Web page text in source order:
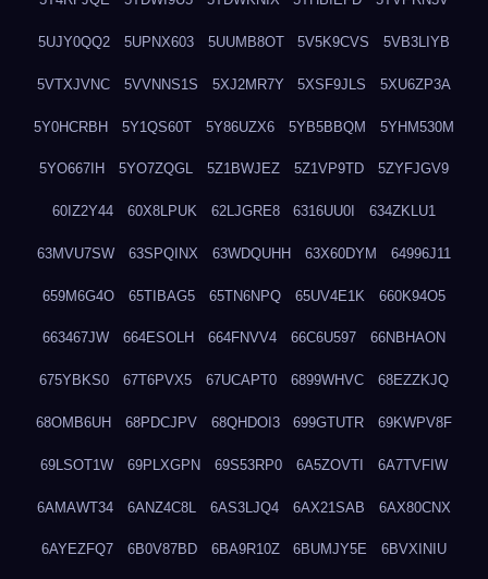
5UJY0QQ2 5UPNX603 5UUMB8OT 5V5K9CVS 5VB3LIYB
5VTXJVNC 5VVNNS1S 5XJ2MR7Y 5XSF9JLS 5XU6ZP3A
5Y0HCRBH 5Y1QS60T 5Y86UZX6 5YB5BBQM 5YHM530M
5YO667IH 5YO7ZQGL 5Z1BWJEZ 5Z1VP9TD 5ZYFJGV9
60IZ2Y44 60X8LPUK 62LJGRE8 6316UU0I 634ZKLU1
63MVU7SW 63SPQINX 63WDQUHH 63X60DYM 64996J11
659M6G4O 65TIBAG5 65TN6NPQ 65UV4E1K 660K94O5
663467JW 664ESOLH 664FNVV4 66C6U597 66NBHAON
675YBKS0 67T6PVX5 67UCAPT0 6899WHVC 68EZZKJQ
68OMB6UH 68PDCJPV 68QHDOI3 699GTUTR 69KWPV8F
69LSOT1W 69PLXGPN 69S53RP0 6A5ZOVTI 6A7TVFIW
6AMAWT34 6ANZ4C8L 6AS3LJQ4 6AX21SAB 6AX80CNX
6AYEZFQ7 6B0V87BD 6BA9R10Z 6BUMJY5E 6BVXINIU